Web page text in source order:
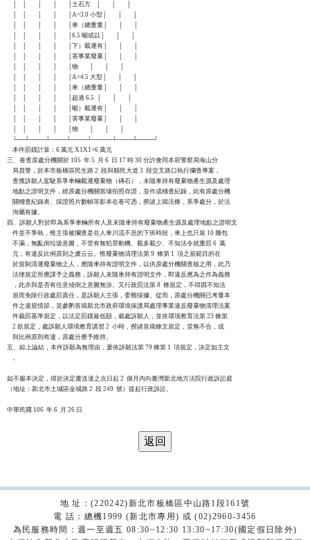
    │    │        │        │        │土石方    │        │        │
    │    │        │        │        │A=3.0 小型│        │        │
    │    │        │        │        │車（總重量│        │        │
    │    │        │        │        │6.5 噸或以│        │        │
    │    │        │        │        │下）載運有│        │        │
    │    │        │        │        │害事業廢棄│        │        │
    │    │        │        │        │物        │        │        │
    │    │        │        │        │A=4.5 大型│        │        │
    │    │        │        │        │車（總重量│        │        │
    │    │        │        │        │超過 6.5  │        │        │
    │    │        │        │        │噸）載運有│        │        │
    │    │        │        │        │害事業廢棄│        │        │
    │    │        │        │        │物        │        │        │
    └──┴────┴────┴────┴─────┴────┴────┘
    本件罰鍰計算：6 萬元 X1X1=6 萬元
三、卷查原處分機關於 105  年 5  月 6  日 17 時 30 分許會同本府警察局海山分
    局員警，於本市板橋區民生路 2  段與縣民大道 3  段交叉路口執行攔查專案，
    查獲訴願人駕駛系爭車輛載運廢棄物（磚石），未隨車持有廢棄物產生源及處理
    地點之證明文件，經原處分機關當場拍照存證，並作成稽查紀錄，此有原處分機
    關稽查紀錄表、採證照片數幀等影本在卷可憑，揆諸上揭法條，系爭處分，於法
    洵屬有據。
四、訴願人對於即為系爭車輛所有人及未隨車持有廢棄物產生源及處理地點之證明文
    件並不爭執，惟主張被攔查是在人車川流不息的下班時段，車上也只裝 10 幾包
    不滿，無亂倒垃圾意圖，不管有無犯罪動機、載多載少、不知法令就重罰 6  萬
    元，有違反比例原則之虞云云。惟廢棄物清理法第 9  條第 1  項之規範目的在
    於規制清運廢棄物之人，應隨車持有證明文件，以供原處分機關查核之用，此乃
    法律規定所應課予之義務，訴願人未隨車持有證明文件，即違反應為之作為義務
    ，此亦與是否有任意傾倒之意圖無涉。又行政罰法第 8  條規定，不得因不知法
    規而免除行政處罰責任，是訴願人主張，委難採據。從而，原處分機關已考量本
    件之違規情節，並參酌首揭新北市政府環境保護局處理事業違反廢棄物清理法案
    件裁罰基準規定，以法定罰鍰最低額，裁處訴願人，並依環境教育法第 23 條第
    2 款規定，處訴願人環境教育講習 2  小時，揆諸首揭條文規定，並無不合，或
    與比例原則有違，原處分應予維持。
五、綜上論結，本件訴願為無理由，爰依訴願法第 79 條第 1  項規定，決定如主文
    。
如不服本決定，得於決定書送達之次日起 2  個月內向臺灣新北地方法院行政訴訟庭
（地址：新北市土城區金城路 2  段 249  號）提起行政訴訟。
地 址：(220242)新北市板橋區中山路1段161號
電 話：總機1999 (新北市專用) 或 (02)2960-3456
為民服務時間：週一至週五 08:30~12:30 13:30~17:30(國定假日除外)